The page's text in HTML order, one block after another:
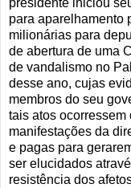
presidente iniciou
para aparelhamento
milionárias para
de abertura de uma
de vandalismo no
desse ano, cujas
membros do seu
tais atos
manifestações da
e pagas para
ser elucidados
resistência dos